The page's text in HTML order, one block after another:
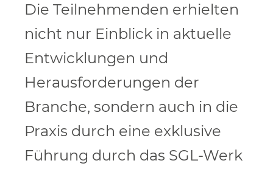
Die Teilnehmenden erhielten
nicht nur Einblick in aktuelle
Entwicklungen und
Herausforderungen der
Branche, sondern auch in die
Praxis durch eine exklusive
Führung durch das SGL-Werk